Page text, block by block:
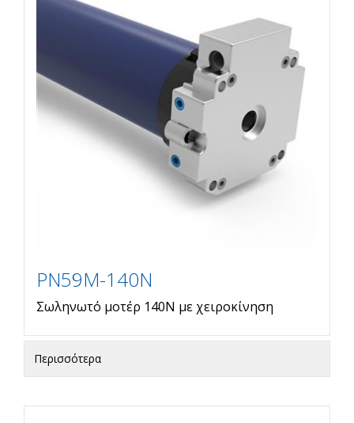
PN59M-140N
Σωληνωτό μοτέρ 140Ν με χειροκίνηση
Περισσότερα